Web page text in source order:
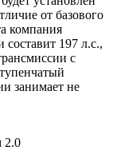
от базового
компания
197 л.с.,
с
занимает не
2.0